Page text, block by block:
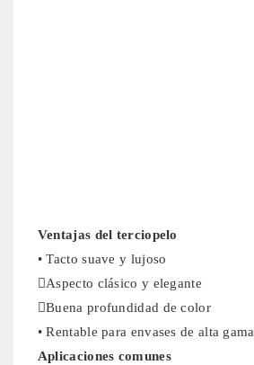
Ventajas del terciopelo
• Tacto suave y lujoso
Aspecto clásico y elegante
Buena profundidad de color
• Rentable para envases de alta gama
Aplicaciones comunes